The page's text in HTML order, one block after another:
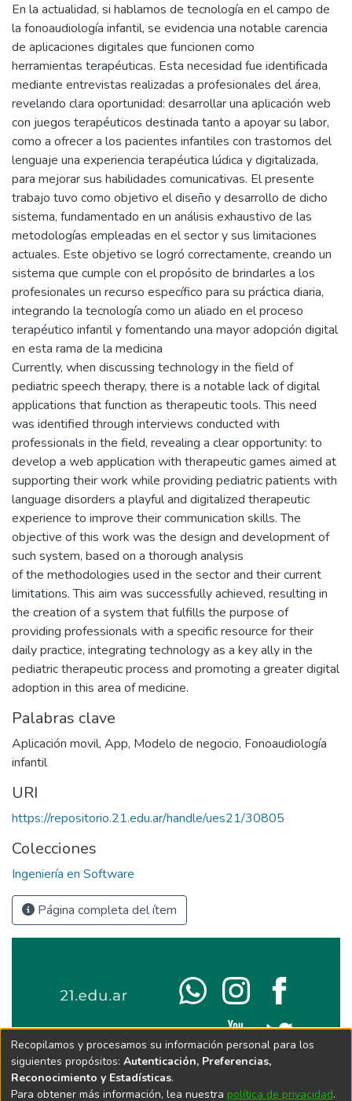
En la actualidad, si hablamos de tecnología en el campo de
la fonoaudiología infantil, se evidencia una notable carencia
de aplicaciones digitales que funcionen como
herramientas terapéuticas. Esta necesidad fue identificada
mediante entrevistas realizadas a profesionales del área,
revelando clara oportunidad: desarrollar una aplicación web
con juegos terapéuticos destinada tanto a apoyar su labor,
como a ofrecer a los pacientes infantiles con trastornos del
lenguaje una experiencia terapéutica lúdica y digitalizada,
para mejorar sus habilidades comunicativas. El presente
trabajo tuvo como objetivo el diseño y desarrollo de dicho
sistema, fundamentado en un análisis exhaustivo de las
metodologías empleadas en el sector y sus limitaciones
actuales. Este objetivo se logró correctamente, creando un
sistema que cumple con el propósito de brindarles a los
profesionales un recurso específico para su práctica diaria,
integrando la tecnología como un aliado en el proceso
terapéutico infantil y fomentando una mayor adopción digital
en esta rama de la medicina
Currently, when discussing technology in the field of
pediatric speech therapy, there is a notable lack of digital
applications that function as therapeutic tools. This need
was identified through interviews conducted with
professionals in the field, revealing a clear opportunity: to
develop a web application with therapeutic games aimed at
supporting their work while providing pediatric patients with
language disorders a playful and digitalized therapeutic
experience to improve their communication skills. The
objective of this work was the design and development of
such system, based on a thorough analysis
of the methodologies used in the sector and their current
limitations. This aim was successfully achieved, resulting in
the creation of a system that fulfills the purpose of
providing professionals with a specific resource for their
daily practice, integrating technology as a key ally in the
pediatric therapeutic process and promoting a greater digital
adoption in this area of medicine.
Palabras clave
Aplicación movil, App, Modelo de negocio, Fonoaudiología
infantil
URI
https://repositorio.21.edu.ar/handle/ues21/30805
Colecciones
Ingeniería en Software
Página completa del ítem
Recopilamos y procesamos su información personal para los
siguientes propósitos: Autenticación, Preferencias,
Reconocimiento y Estadísticas.
Para obtener más información, lea nuestra política de privacidad.